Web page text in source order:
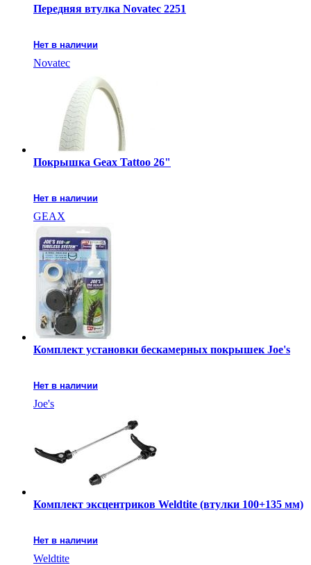
Передняя втулка Novatec 2251
Нет в наличии
Novatec
Покрышка Geax Tattoo 26"
Нет в наличии
GEAX
Комплект установки бескамерных покрышек Joe's
Нет в наличии
Joe's
Комплект эксцентриков Weldtite (втулки 100+135 мм)
Нет в наличии
Weldtite